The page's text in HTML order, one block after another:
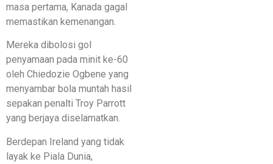
masa pertama, Kanada gagal
memastikan kemenangan.
Mereka dibolosi gol
penyamaan pada minit ke-60
oleh Chiedozie Ogbene yang
menyambar bola muntah hasil
sepakan penalti Troy Parrott
yang berjaya diselamatkan.
Berdepan Ireland yang tidak
layak ke Piala Dunia,